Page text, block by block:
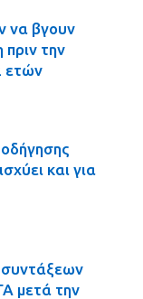
να βγουν
την
ετών
και για
μετά την